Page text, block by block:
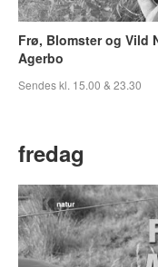
Frø, Blomster og Vild
Agerbo
Sendes kl. 15.00 & 23.30
fredag